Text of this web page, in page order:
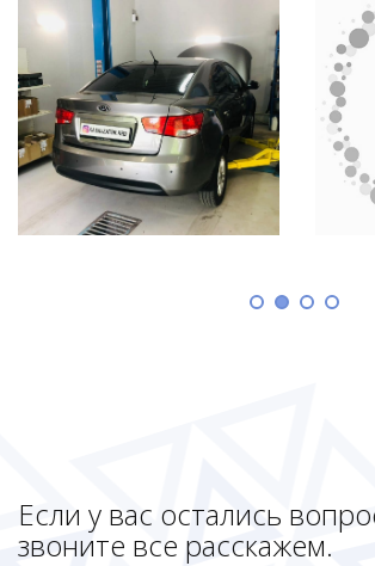
Если у вас остались
звоните все расскажем.